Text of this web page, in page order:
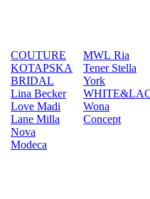
COUTURE
KOTAPSKA
BRIDAL
Lina Becker
Love Madi
Lane Milla
Nova
Modeca
MWL Ria
Tener Stella
York
Wona
Concept